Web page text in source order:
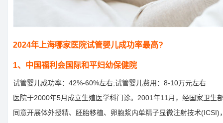
2024年上海哪家医院试管婴儿成功率最高?
1、中国福利会国际和平妇幼保健院
试管婴儿成功率：42%-60%左右;试管婴儿费用：8-10万元左右
医院于2000年5月成立生殖医学科门诊。2001年11月，经国家卫生
同意开展体外授精、胚胎移植、卵胞浆内单精子显微注射技术(ICSI)